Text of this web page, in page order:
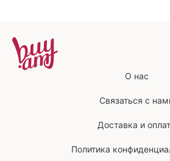
О нас
Связаться с
Доставка и
Политика